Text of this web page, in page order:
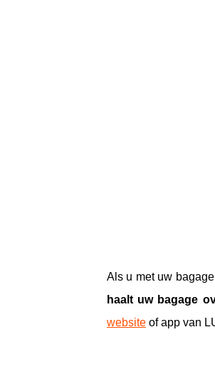
Als u met uw
haalt uw bagage
website of app van